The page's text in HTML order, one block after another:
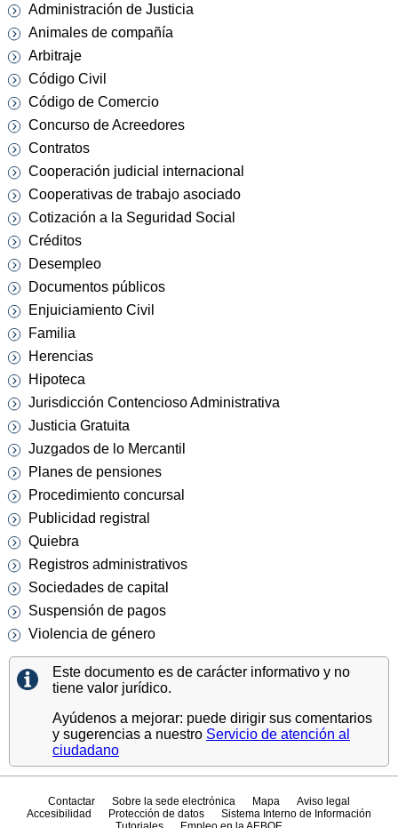
Administración de Justicia
Animales de compañía
Arbitraje
Código Civil
Código de Comercio
Concurso de Acreedores
Contratos
Cooperación judicial internacional
Cooperativas de trabajo asociado
Cotización a la Seguridad Social
Créditos
Desempleo
Documentos públicos
Enjuiciamiento Civil
Familia
Herencias
Hipoteca
Jurisdicción Contencioso Administrativa
Justicia Gratuita
Juzgados de lo Mercantil
Planes de pensiones
Procedimiento concursal
Publicidad registral
Quiebra
Registros administrativos
Sociedades de capital
Suspensión de pagos
Violencia de género
Este documento es de carácter informativo y no
tiene valor jurídico.
Ayúdenos a mejorar: puede dirigir sus comentarios
y sugerencias a nuestro Servicio de atención al
ciudadano
Contactar Sobre la sede electrónica Mapa
Aviso legal
Accesibilidad
Protección de datos
Sistema Interno de Información